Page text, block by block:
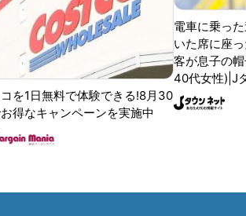
を1日無料で体験できる!8月30
得なキャンペーンを実施中
電車に乗っ
いた席に座
客が息子の
40代女性)|J